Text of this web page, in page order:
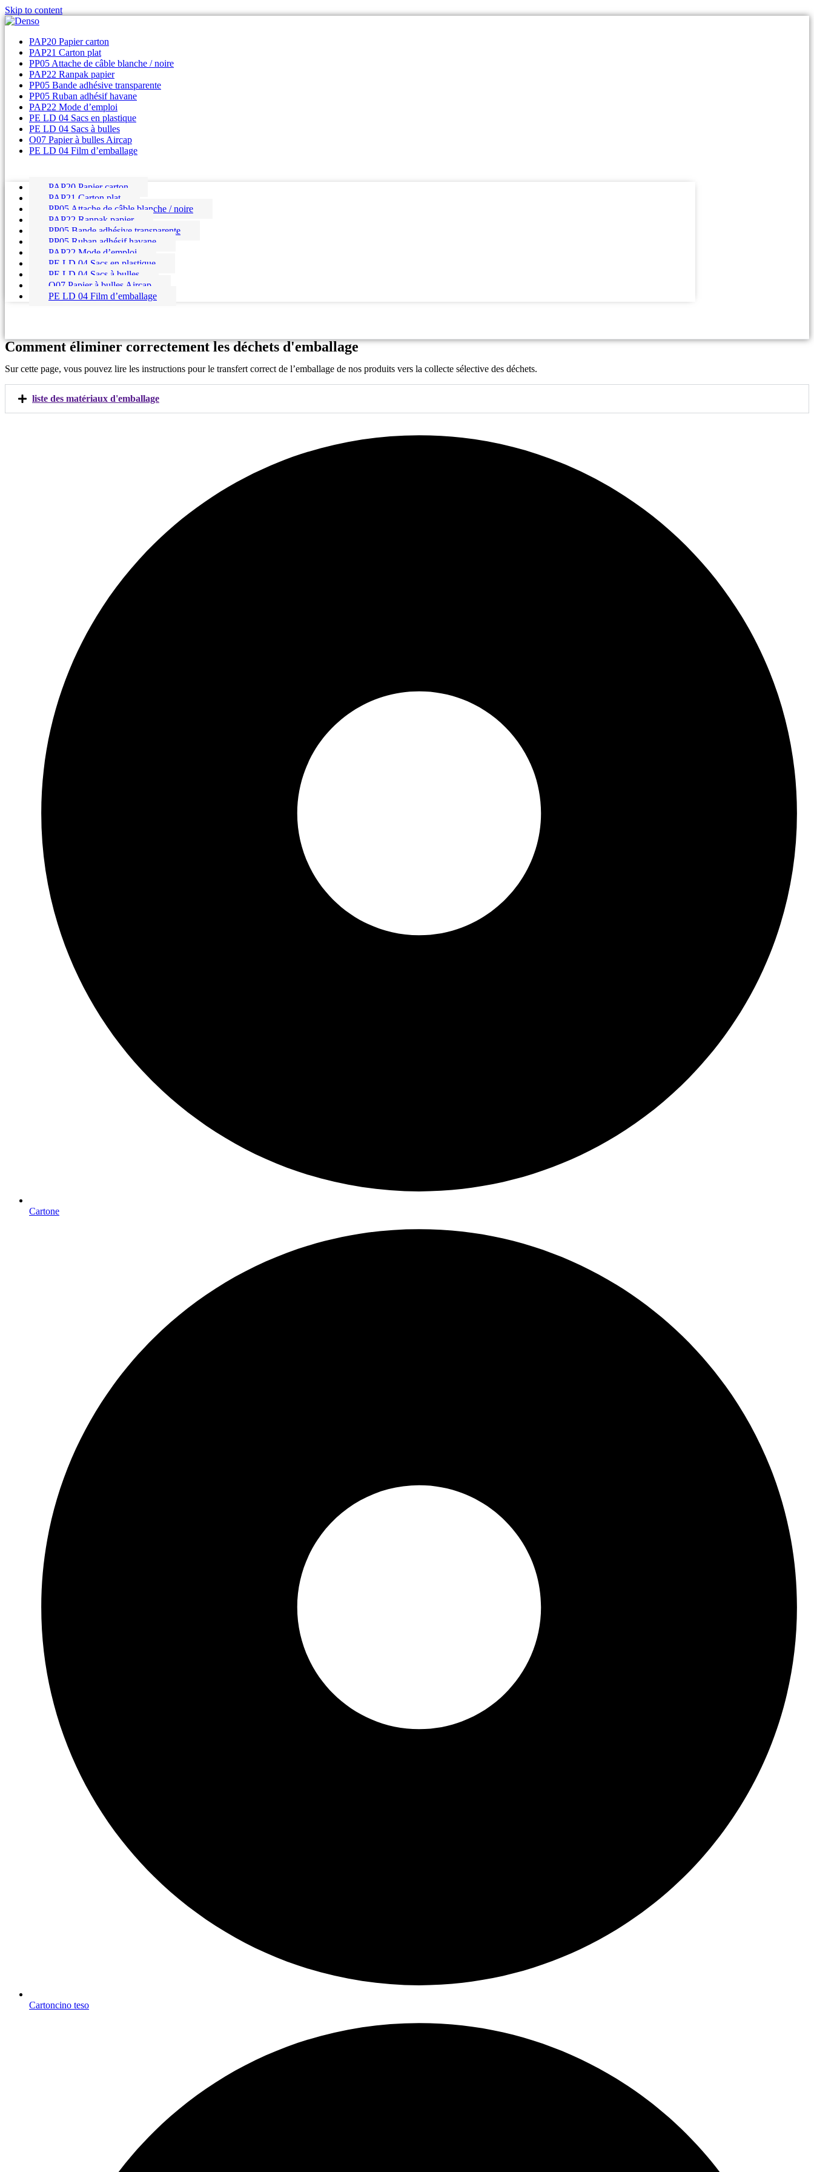
Skip to content
PAP20 Papier carton
PAP21 Carton plat
PP05 Attache de câble blanche / noire
PAP22 Ranpak papier
PP05 Bande adhésive transparente
PP05 Ruban adhésif havane
PAP22 Mode d’emploi
PE LD 04 Sacs en plastique
PE LD 04 Sacs à bulles
O07 Papier à bulles Aircap
PE LD 04 Film d’emballage
PAP20 Papier carton
PAP21 Carton plat
PP05 Attache de câble blanche / noire
PAP22 Ranpak papier
PP05 Bande adhésive transparente
PP05 Ruban adhésif havane
PAP22 Mode d’emploi
PE LD 04 Sacs en plastique
PE LD 04 Sacs à bulles
O07 Papier à bulles Aircap
PE LD 04 Film d’emballage
Comment éliminer correctement les déchets d'emballage
Sur cette page, vous pouvez lire les instructions pour le transfert correct de l’emballage de nos produits vers la collecte sélective des déchets.
liste des matériaux d'emballage
Cartone
Cartoncino teso